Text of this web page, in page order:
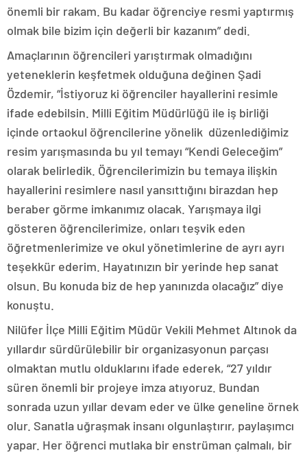
önemli bir rakam. Bu kadar öğrenciye resmi yaptırmış
olmak bile bizim için değerli bir kazanım” dedi.
Amaçlarının öğrencileri yarıştırmak olmadığını
yeteneklerin keşfetmek olduğuna değinen Şadi
Özdemir, “İstiyoruz ki öğrenciler hayallerini resimle
ifade edebilsin. Milli Eğitim Müdürlüğü ile iş birliği
içinde ortaokul öğrencilerine yönelik düzenlediğimiz
resim yarışmasında bu yıl temayı “Kendi Geleceğim”
olarak belirledik. Öğrencilerimizin bu temaya ilişkin
hayallerini resimlere nasıl yansıttığını birazdan hep
beraber görme imkanımız olacak. Yarışmaya ilgi
gösteren öğrencilerimize, onları teşvik eden
öğretmenlerimize ve okul yönetimlerine de ayrı ayrı
teşekkür ederim. Hayatınızın bir yerinde hep sanat
olsun. Bu konuda biz de hep yanınızda olacağız” diye
konuştu.
Nilüfer İlçe Milli Eğitim Müdür Vekili Mehmet Altınok da
yıllardır sürdürülebilir bir organizasyonun parçası
olmaktan mutlu olduklarını ifade ederek, “27 yıldır
süren önemli bir projeye imza atıyoruz. Bundan
sonrada uzun yıllar devam eder ve ülke geneline örnek
olur. Sanatla uğraşmak insanı olgunlaştırır, paylaşımcı
yapar. Her öğrenci mutlaka bir enstrüman çalmalı, bir